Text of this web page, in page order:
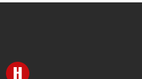
Перейти на главную